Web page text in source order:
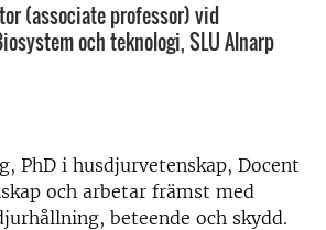
(associate professor) vid
och teknologi, SLU Alnarp
PhD i husdjurvetenskap, Docent
och arbetar främst med
beteende och skydd.